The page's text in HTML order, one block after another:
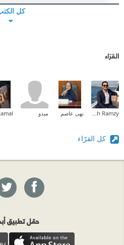
كل
القرّاء
نهى عاصم ميدو
كل القرّاء
حمّل تطبيق